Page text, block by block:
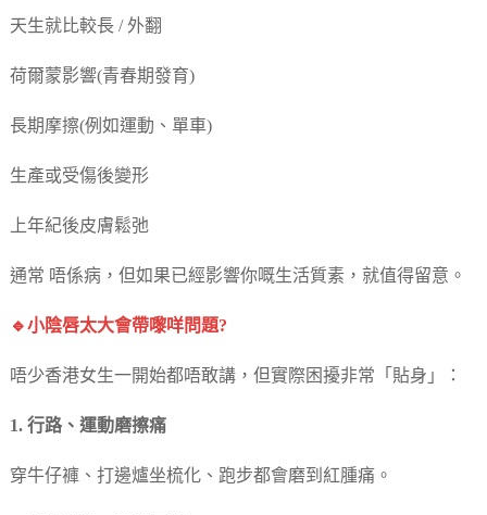
天生就比較長 / 外翻
荷爾蒙影響(青春期發育)
長期摩擦(例如運動、單車)
生產或受傷後變形
上年紀後皮膚鬆弛
通常 唔係病，但如果已經影響你嘅生活質素，就值得留意。
🔹小陰唇太大會帶嚟咩問題?
唔少香港女生一開始都唔敢講，但實際困擾非常「貼身」：
1. 行路、運動磨擦痛
穿牛仔褲、打邊爐坐梳化、跑步都會磨到紅腫痛。